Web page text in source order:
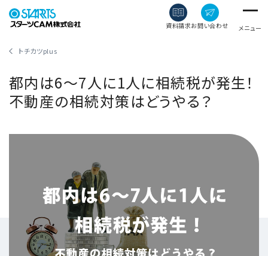
資料請求お問い合わせ メニュー
トチカツplus
都内は6～7人に1人に相続税が発生！
不動産の相続対策はどうやる？